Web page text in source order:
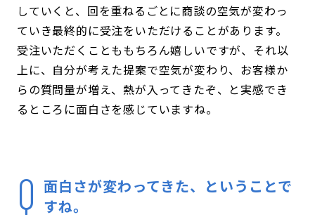
していくと、回を重ねるごとに商談の空気が変わっ
ていき最終的に受注をいただけることがあります。
受注いただくことももちろん嬉しいですが、それ以
上に、自分が考えた提案で空気が変わり、お客様か
らの質問量が増え、熱が入ってきたぞ、と実感でき
るところに面白さを感じていますね。
面白さが変わってきた、ということで
すね。